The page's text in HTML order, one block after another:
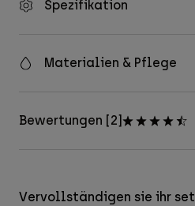
Spezifikation
Materialien & Pflege
Bewertungen [2]
Vervollständigen sie ihr set